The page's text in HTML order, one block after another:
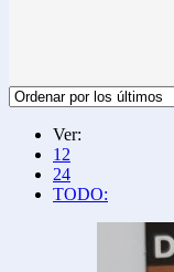
Ver:
12
24
TODO: